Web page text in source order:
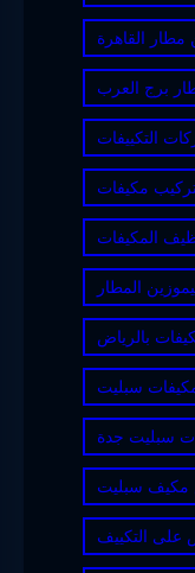
القاهرة
برج العرب
التكييفات
مكيفات
المكيفات
المطار
بالرياض
سبليت
سبليت جدة
سبليت
التكييف